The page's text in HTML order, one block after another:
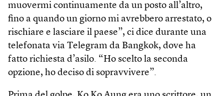
muovermi continuamente da un posto all’altro,
fino a quando un giorno mi avrebbero arrestato, o
rischiare e lasciare il paese”, ci dice durante una
telefonata via Telegram da Bangkok, dove ha
fatto richiesta d’asilo. “Ho scelto la seconda
opzione, ho deciso di sopravvivere”.